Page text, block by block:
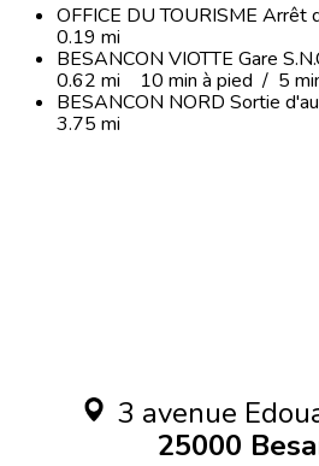
OFFICE DU TOURISME
0.19 mi
BESANCON VIOTTE Gare
0.62 mi 10 min à pied / 5
BESANCON NORD Sortie
3.75 mi
3 avenue
25000